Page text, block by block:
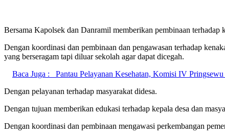
Bersama Kapolsek dan Danramil memberikan pembinaan
Dengan koordinasi dan pembinaan dan pengawasan terhadap
yang berseragam tapi diluar sekolah agar dapat dicegah.
Baca Juga :
Pantau Pelayanan Kesehatan, Komisi IV
Dengan pelayanan terhadap masyarakat didesa.
Dengan tujuan memberikan edukasi terhadap kepala desa dan
Dengan koordinasi dan pembinaan mengawasi perkembangan